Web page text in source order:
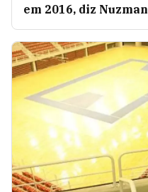
em 2016, diz Nuzman